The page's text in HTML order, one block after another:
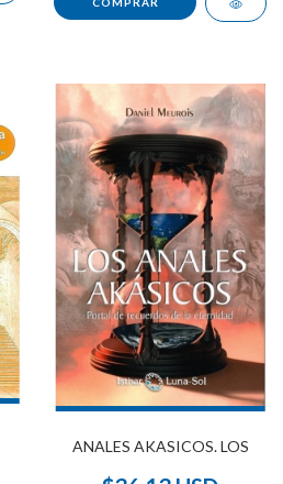
ANALES AKASICOS. LOS